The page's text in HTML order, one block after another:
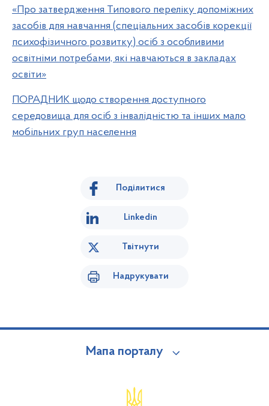
«Про затвердження Типового переліку допоміжних
засобів для навчання (спеціальних засобів корекції
психофізичного розвитку) осіб з особливими
освітніми потребами, які навчаються в закладах
освіти»
ПОРАДНИК щодо створення доступного
середовища для осіб з інвалідністю та інших мало
мобільних груп населення
Поділитися
Linkedin
Твітнути
Надрукувати
Мапа порталу